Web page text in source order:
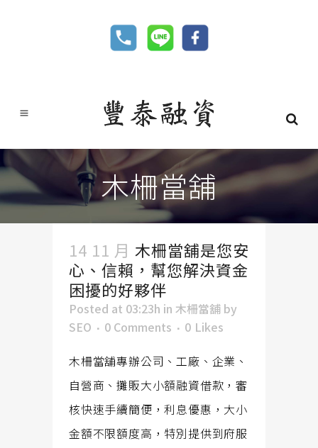
木柵當舖
14 11 月 木柵當舖是您安
心、信賴，幫您解決資金
困擾的好夥伴
Posted at 03:23h in 木柵當舖 by
SEO
0 Comments 0 Likes
木柵當舖專辦公司、工廠、企業、
自營商、攤販大小額融資借款，審
核快速手續簡便，利息優惠，大小
金額不限額度高，特別提供到府服